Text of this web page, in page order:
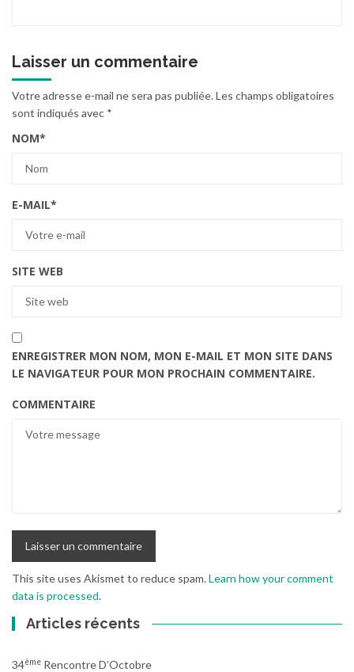
Laisser un commentaire
Votre adresse e-mail ne sera pas publiée.Les champs obligatoires
sont indiqués avec *
NOM*
E-MAIL*
SITE WEB
ENREGISTRER MON NOM, MON E-MAIL ET MON SITE DANS
LE NAVIGATEUR POUR MON PROCHAIN COMMENTAIRE.
COMMENTAIRE
This site uses Akismet to reduce spam.Learn how your comment
data is processed.
Articles récents
34Ème Rencontre D’Octobre